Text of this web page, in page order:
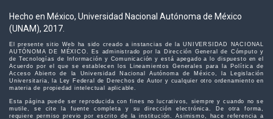
Hecho en México, Universidad Nacional Autónoma de México
(UNAM), 2017.
El presente sitio Web ha sido creado a instancias de la UNIVERSIDAD NACIONAL
AUTÓNOMA DE MÉXICO. Es administrado por la Dirección General de Cómputo y
de Tecnologías de Información y Comunicación y está apegado a lo dispuesto en el
Acuerdo por el que se establecen los Lineamientos Generales para la Política de
Acceso Abierto de la Universidad Nacional Autónoma de México, la Legislación
Universitaria, la Ley Federal de Derechos de Autor y cualquier otro ordenamiento en
materia de propiedad intelectual aplicable.
Esta página puede ser reproducida con fines no lucrativos, siempre y cuando no se
mutile, se cite la fuente completa y su dirección electrónica. De otra forma,
requiere permiso previo por escrito de la institución. Asimismo, hace referencia a